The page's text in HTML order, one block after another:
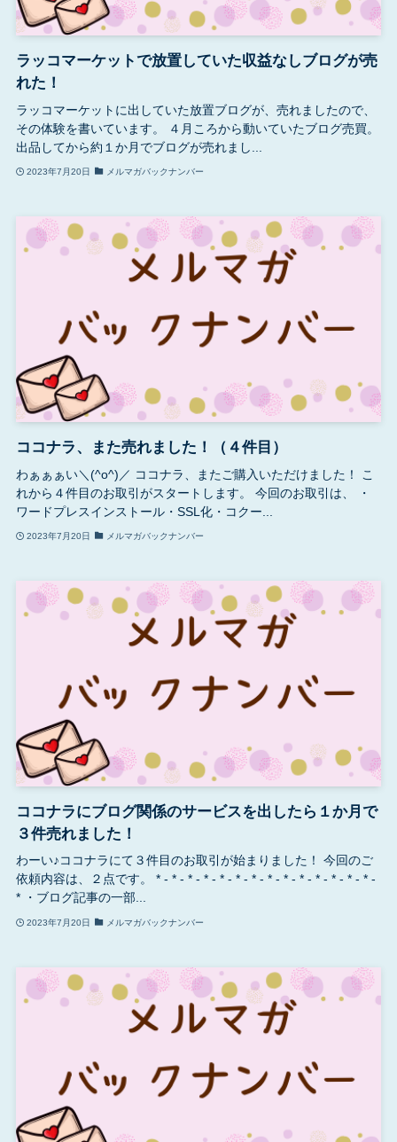
ラッコマーケットで放置していた収益なしブログが売
れた！
ラッコマーケットに出していた放置ブログが、売れましたので、
その体験を書いています。 ４月ころから動いていたブログ売買。
出品してから約１か月でブログが売れまし...
2023年7月20日 メルマガバックナンバー
ココナラ、また売れました！（４件目）
わぁぁぁい＼(^o^)／ ココナラ、またご購入いただけました！ こ
れから４件目のお取引がスタートします。 今回のお取引は、 ・
ワードプレスインストール・SSL化・コクー...
2023年7月20日 メルマガバックナンバー
ココナラにブログ関係のサービスを出したら１か月で
３件売れました！
わーい♪ココナラにて３件目のお取引が始まりました！ 今回のご
依頼内容は、２点です。 * - * - * - * - * - * - * - * - * - * - * - * - * - * -
* ・ブログ記事の一部...
2023年7月20日 メルマガバックナンバー